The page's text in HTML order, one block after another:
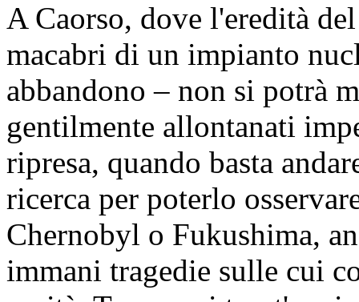
A Caorso, dove l'eredità
macabri di un impianto
abbandono – non si potrà
gentilmente allontanati
ripresa, quando basta
ricerca per poterlo
Chernobyl o Fukushima,
immani tragedie sulle cui